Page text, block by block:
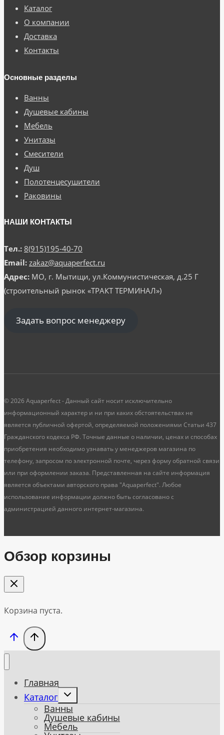
Каталог
О компании
Доставка
Контакты
Основные разделы
Ванны
Душевые кабины
Мебель
Унитазы
Смесители
Душ
Полотенцесушители
Раковины
НАШИ КОНТАКТЫ
Тел.: 8(915)195-40-70
Email: zakaz@aquaperfect.ru
Адрес: МО, г. Мытищи, ул.Коммунистическая, д.25 Г
(строительный рынок «ТРАКТ ТЕРМИНАЛ»)
Задать вопрос менеджеру
© 2026 Aquaperfect - Данный сайт носит исключительно
информационный характер и ни при каких обстоятельствах не
является публичной офертой, определяемой положениями Статьи 437
Гражданского кодекса РФ. Точные данные о наличии, ценах и способах
приобретения необходимо узнавать у менеджеров магазина по
телефону, запросом по электронной почте, через форму обратной связи
или при оформлении заказа. Представленная на сайте информация
является объектами авторского права "Aquaperfect". Любое
использование информации должно быть согласовано с
администрацией данного интернет-магазина.
Обзор корзины
Корзина пуста.
Главная
Каталог
Toggle
child
menu
Ванны
Душевые кабины
Мебель